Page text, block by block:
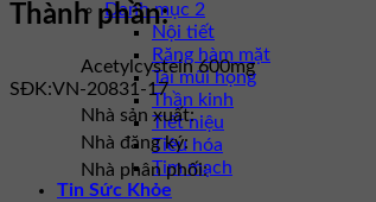
Danh mục 2
Nội tiết
Răng hàm mặt
Tai mũi họng
Thần kinh
Tiết niệu
Tiêu hóa
Tim mạch
Tin Sức Khỏe
Thành phần:
Acetylcystein 600mg
SĐK:VN-20831-17
Nhà sản xuất:
Nhà đăng ký:
Nhà phân phối: